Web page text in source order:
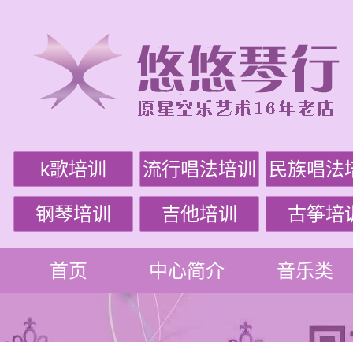
k歌培训 流行唱法培训 民族唱法
钢琴培训 吉他培训 古筝培
首页 中心简介 音乐类